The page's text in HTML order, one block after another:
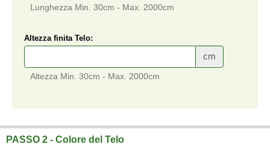
Lunghezza Min. 30cm - Max. 2000cm
Altezza finita Telo:
cm
Altezza Min. 30cm - Max. 2000cm
PASSO 2 - Colore del Telo